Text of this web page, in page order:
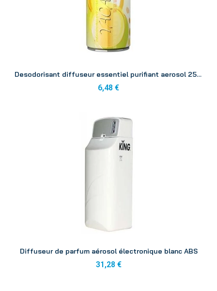
Desodorisant diffuseur essentiel purifiant aerosol 250ml
6,48 €
Diffuseur de parfum aérosol électronique blanc ABS
31,28 €